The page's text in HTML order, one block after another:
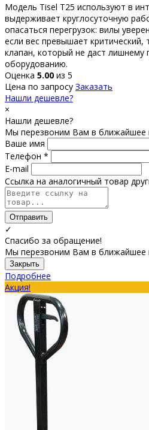
Модель Tisel T25 используют в
выдерживает круглосуточную
опасаться перегрузок: вилы
если вес превышает
клапан, который не даст лишнему
оборудованию.
Оценка 5.00 из 5
Цена по запросу Заказать
Нашли дешевле?
×
Нашли дешевле?
Мы перезвоним Вам в ближайшее
Ваше имя
Телефон *
E-mail
Ссылка на аналогичный товар
Отправить
✓
Спасибо за обращение!
Мы перезвоним Вам в ближайшее
Закрыть
Подробнее
Акция!